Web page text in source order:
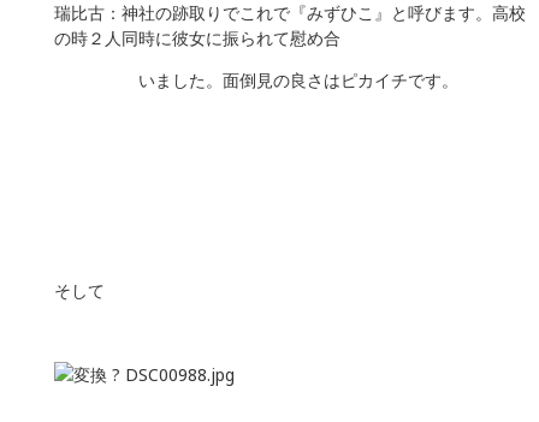
瑞比古：神社の跡取りでこれで『みずひこ』と呼びます。高校
の時２人同時に彼女に振られて慰め合
いました。面倒見の良さはピカイチです。
そして